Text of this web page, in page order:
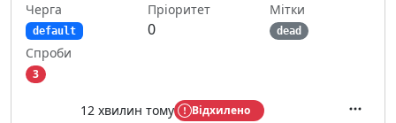
Черга
default
Пріоритет
0
Мітки
dead
Спроби
3
12 хвилин тому Відхилено